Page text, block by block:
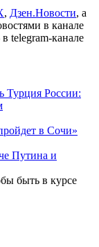
, Дзен.Новости, а
в канале
telegram-канале
Турция России:
в Сочи»
Путина и
быть в курсе